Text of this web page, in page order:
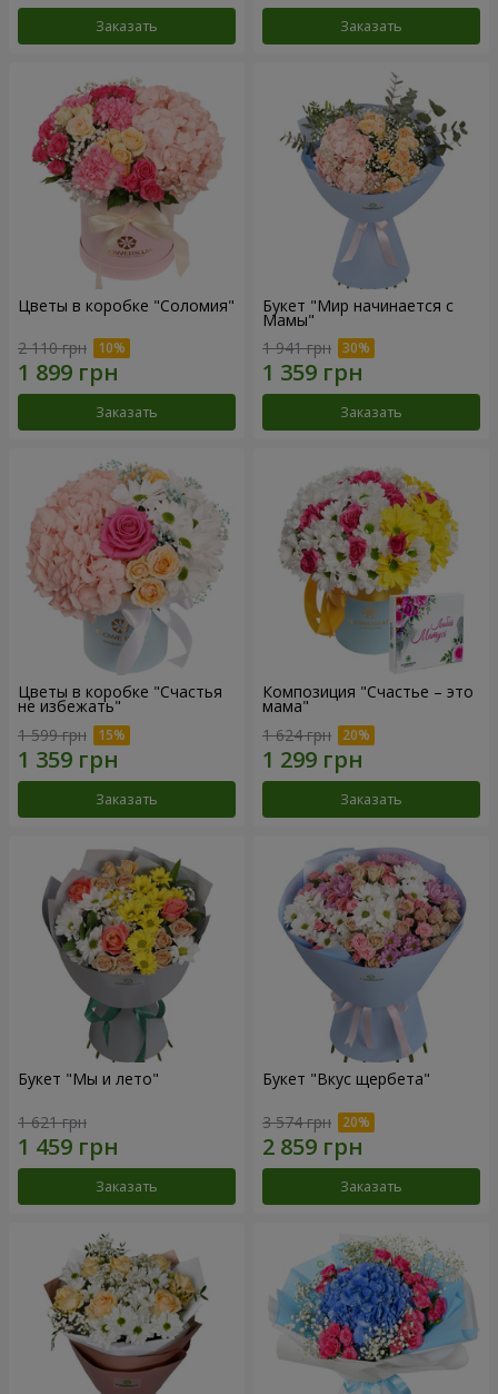
Заказать Заказать
Цветы в коробке "Соломия"
2 110 грн
Заказать
Букет "Мир начинается с
Мамы"
1 941 грн
Заказать
Цветы в коробке "Счастья
не избежать"
1 599 грн
Заказать
Композиция "Счастье – это
мама"
1 624 грн
Заказать
Букет "Мы и лето"
1 621 грн
Заказать
Букет "Вкус щербета"
3 574 грн
Заказать